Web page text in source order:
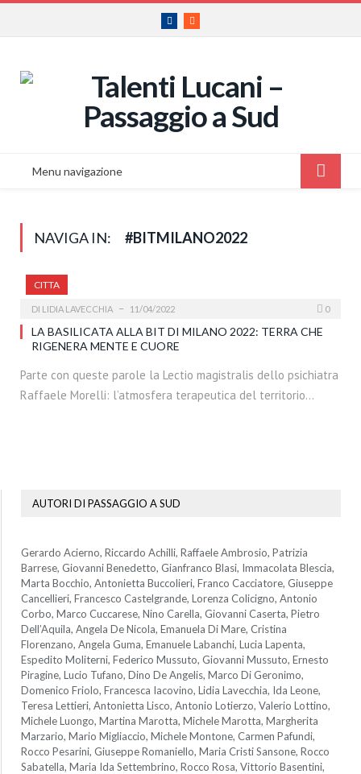
Facebook
RSS
Menu navigazione
NAVIGA IN: #BITMILANO2022
CITTA
DI LIDIA LAVECCHIA 11/04/2022 0
LA BASILICATA ALLA BIT DI MILANO 2022: TERRA CHE
RIGENERA MENTE E CUORE
Parte con queste parole la Lectio magistralis dello psichiatra
Raffaele Morelli: l’atmosfera terapeutica del territorio…
AUTORI DI PASSAGGIO A SUD
Gerardo Acierno, Riccardo Achilli, Raffaele Ambrosio, Patrizia
Barrese, Giovanni Benedetto, Gianfranco Blasi, Immacolata Blescia,
Marta Bocchio, Antonietta Buccolieri, Franco Cacciatore, Giuseppe
Cancellieri, Francesco Castelgrande, Lorenza Colicigno, Antonio
Corbo, Marco Cuccarese, Nino Carella, Giovanni Caserta, Pietro
Dell’Aquila, Angela De Nicola, Emanuela Di Mare, Cristina
Florenzano, Angela Guma, Emanuele Labanchi, Lucia Lapenta,
Espedito Moliterni, Federico Mussuto, Giovanni Mussuto, Ernesto
Piragine, Lucio Tufano, Dino De Angelis, Marco Di Geronimo,
Domenico Friolo, Francesca Iacovino, Lidia Lavecchia, Ida Leone,
Teresa Lettieri, Antonietta Lisco, Antonio Lotierzo, Valerio Lottino,
Michele Luongo, Martina Marotta, Michele Marotta, Margherita
Marzario, Mario Migliaccio, Michele Montone, Carmen Pafundi,
Rocco Pesarini, Giuseppe Romaniello, Maria Cristi Sansone, Rocco
Sabatella, Maria Ida Settembrino, Rocco Rosa, Vittorio Basentini,